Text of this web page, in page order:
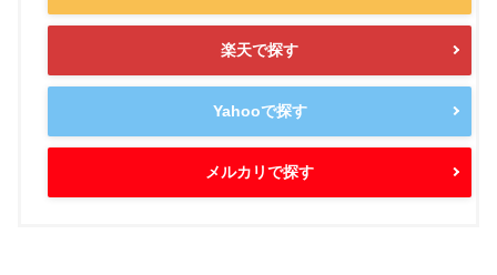
楽天で探す
Yahooで探す
メルカリで探す